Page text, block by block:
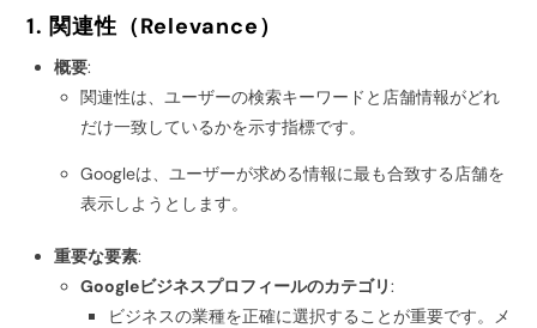
1. 関連性（Relevance）
概要:
関連性は、ユーザーの検索キーワードと店舗情報がどれ
だけ一致しているかを示す指標です。
Googleは、ユーザーが求める情報に最も合致する店舗を
表示しようとします。
重要な要素:
Googleビジネスプロフィールのカテゴリ:
ビジネスの業種を正確に選択することが重要です。メ